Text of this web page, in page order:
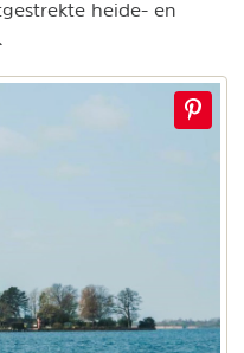
heide- en